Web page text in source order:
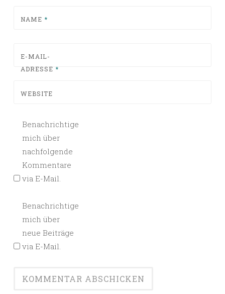
NAME *
E-MAIL-
ADRESSE *
WEBSITE
Benachrichtige
mich über
nachfolgende
Kommentare
via E-Mail.
Benachrichtige
mich über
neue Beiträge
via E-Mail.